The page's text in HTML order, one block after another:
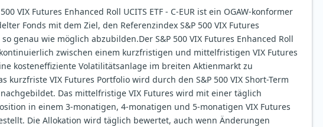
VIX Futures Enhanced Roll UCITS ETF - C-EUR ist ein OGAW-konformer
Fonds mit dem Ziel, den Referenzindex S&P 500 VIX Futures
genau wie möglich abzubilden.Der S&P 500 VIX Futures Enhanced Roll
zwischen einem kurzfristigen und mittelfristigen VIX Futures
kosteneffiziente Volatilitätsanlage im breiten Aktienmarkt zu
kurzfriste VIX Futures Portfolio wird durch den S&P 500 VIX Short-Term
Das mittelfristige VIX Futures wird mit einer täglich
in einem 3-monatigen, 4-monatigen und 5-monatigen VIX Futures
Die Allokation wird täglich bewertet, auch wenn Änderungen